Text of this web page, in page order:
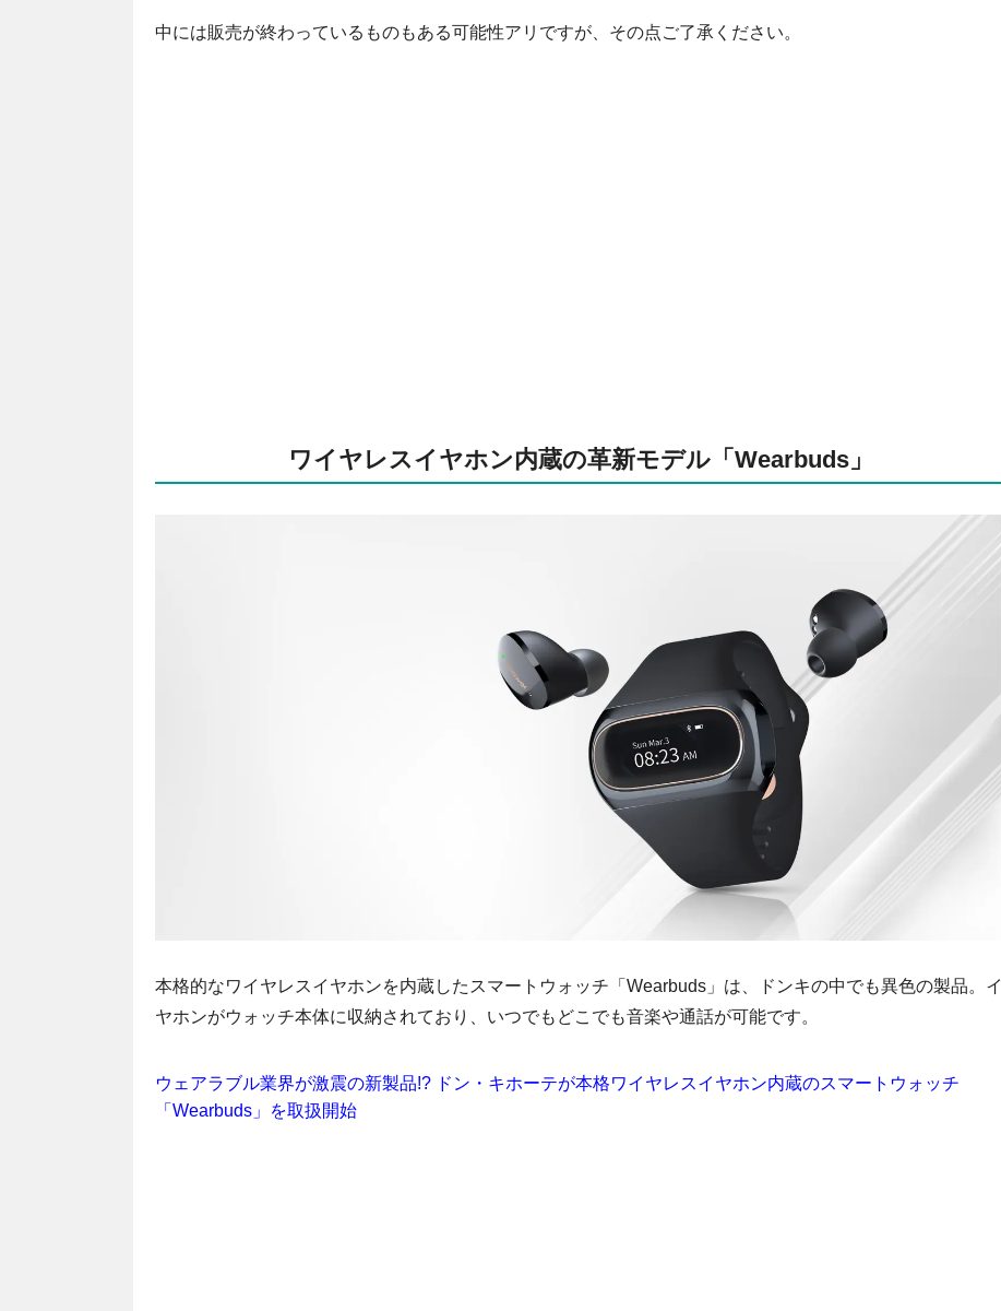
中には販売が終わっているものもある可能性アリですが、その点ご了承ください。
ワイヤレスイヤホン内蔵の革新モデル「Wearbuds」
本格的なワイヤレスイヤホンを内蔵したスマートウォッチ「Wearbuds」は、ドンキの中でも異色の製品。イ
ヤホンがウォッチ本体に収納されており、いつでもどこでも音楽や通話が可能です。
ウェアラブル業界が激震の新製品!? ドン・キホーテが本格ワイヤレスイヤホン内蔵のスマートウォッチ
「Wearbuds」を取扱開始